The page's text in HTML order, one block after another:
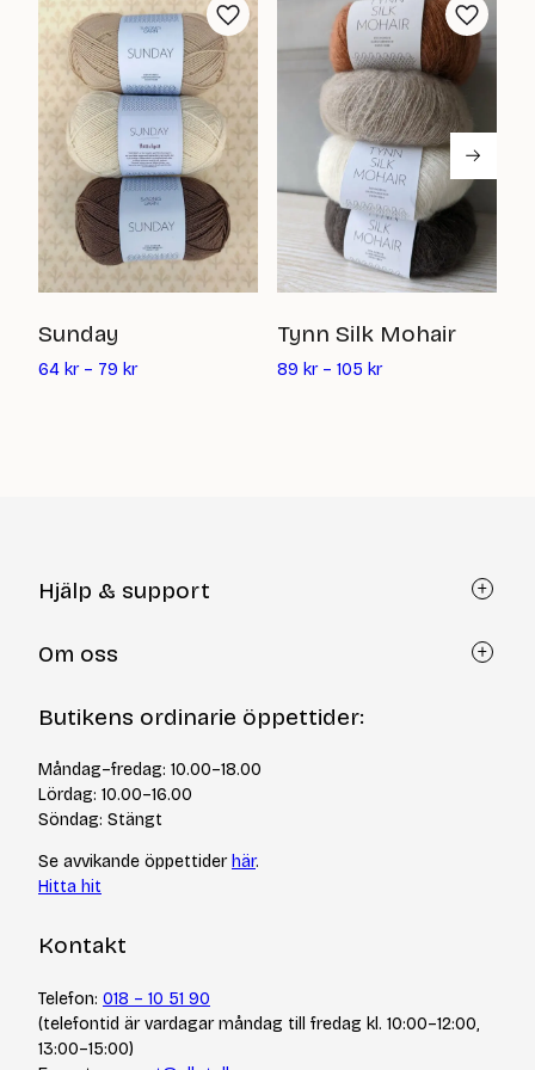
Sunday
64 kr – 79 kr
Tynn Silk Mohair
89 kr – 105 kr
Hjälp & support
Återköp via formulär
Frågor och svar
Cookiepolicy
Integritetspolicy
Om oss
Om Yllotyll
Kurser & events
Tips & tekniker
Varumärken
Jobba hos oss
Butikens ordinarie öppettider:
Måndag–fredag: 10.00–18.00
Lördag: 10.00–16.00
Söndag: Stängt
Se avvikande öppettider här.
Hitta hit
Kontakt
Telefon: 018 – 10 51 90
(telefontid är vardagar måndag till fredag kl. 10:00–12:00,
13:00–15:00)